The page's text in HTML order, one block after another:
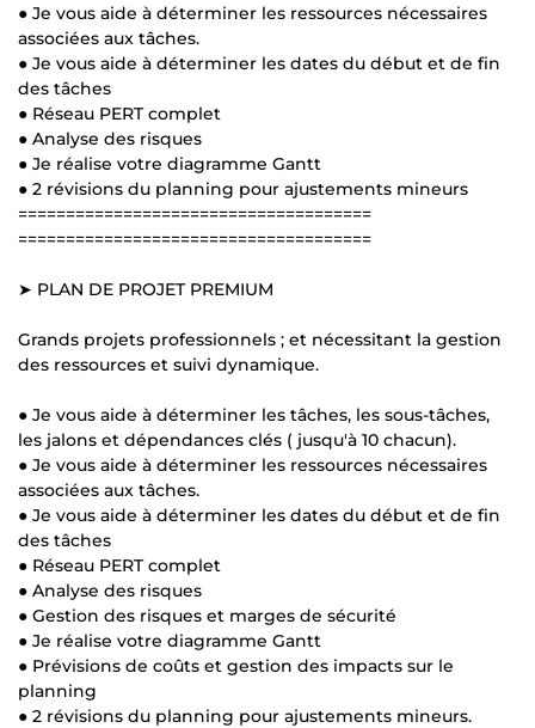
● Je vous aide à déterminer les ressources nécessaires
associées aux tâches.
● Je vous aide à déterminer les dates du début et de fin
des tâches
● Réseau PERT complet
● Analyse des risques
● Je réalise votre diagramme Gantt
● 2 révisions du planning pour ajustements mineurs
=====================================
=====================================
➤ PLAN DE PROJET PREMIUM
Grands projets professionnels ; et nécessitant la gestion
des ressources et suivi dynamique.
● Je vous aide à déterminer les tâches, les sous-tâches,
les jalons et dépendances clés ( jusqu'à 10 chacun).
● Je vous aide à déterminer les ressources nécessaires
associées aux tâches.
● Je vous aide à déterminer les dates du début et de fin
des tâches
● Réseau PERT complet
● Analyse des risques
● Gestion des risques et marges de sécurité
● Je réalise votre diagramme Gantt
● Prévisions de coûts et gestion des impacts sur le
planning
● 2 révisions du planning pour ajustements mineurs.